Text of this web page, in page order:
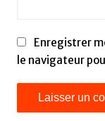
Enregistrer
le navigateur